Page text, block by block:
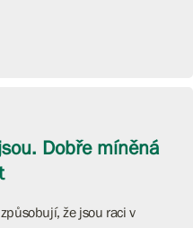
Dobře míněná
že jsou raci v